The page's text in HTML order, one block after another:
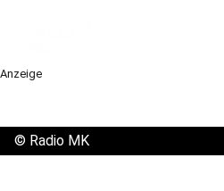
Anzeige
© Radio MK